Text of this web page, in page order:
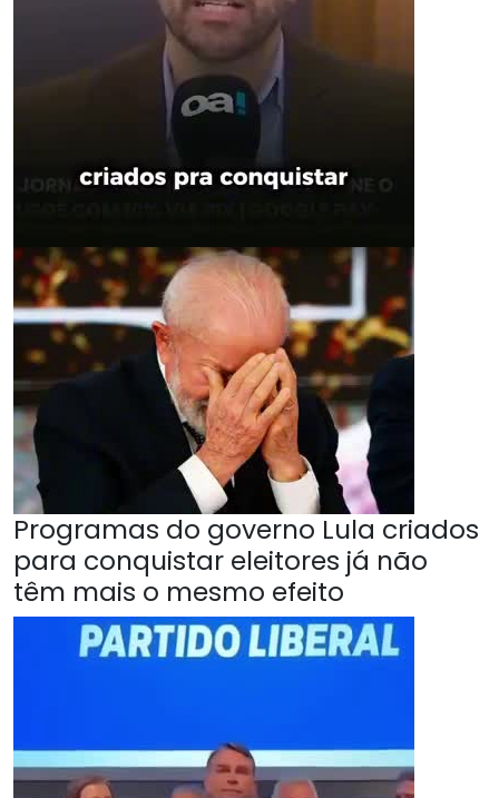
Programas do governo Lula criados
para conquistar eleitores já não
têm mais o mesmo efeito